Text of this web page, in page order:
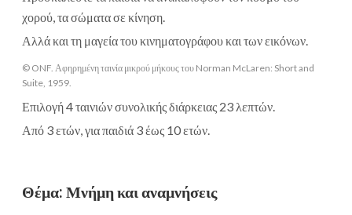
χορού, τα σώματα σε κίνηση.
Αλλά και τη μαγεία του κινηματογράφου και των εικόνων.
© ONF. Αφηρημένη ταινία μικρού μήκους του Norman McLaren: Short and
Suite, 1959.
Επιλογή 4 ταινιών συνολικής διάρκειας 23 λεπτών.
Από 3 ετών, για παιδιά 3 έως 10 ετών.
Θέμα: Μνήμη και αναμνήσεις